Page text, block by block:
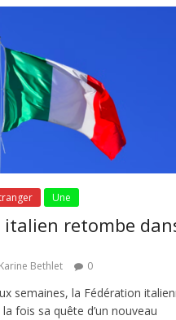
Une
retombe
Karine Bethlet 0
semaines, la Fédération
fois sa quête d’un nouveau